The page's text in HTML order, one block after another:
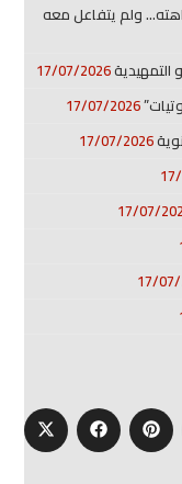
ولم يتفاعل معه
17/07/2026
17/07/2026
17/07/2026
17/07/
17/